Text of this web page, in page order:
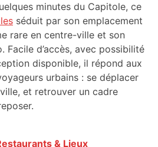
minutes du Capitole, ce
séduit par son emplacement
rare en centre-ville et son
Facile d’accès, avec possibilité
disponible, il répond aux
urbains : se déplacer
et retrouver un cadre
& Lieux